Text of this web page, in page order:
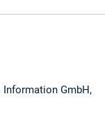
Information GmbH,